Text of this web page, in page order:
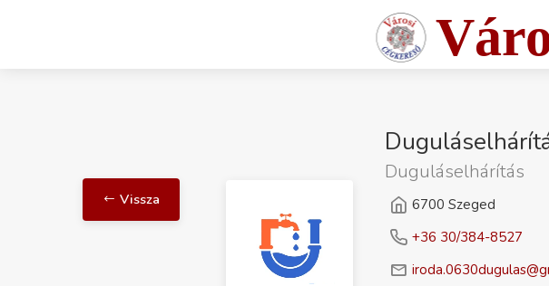
Vissza
Duguláselhárítás
6700 Szeged
+36 30/384-8527